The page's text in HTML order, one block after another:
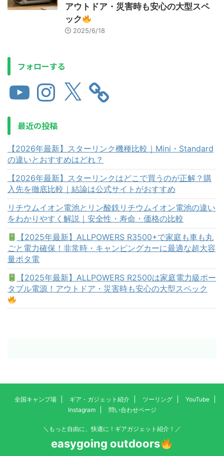
アウトドア・災害時も安心の大型スペ
ック
2025/6/18
フォローする
最近の投稿
【2026年最新】スターリンク機種比較｜Mini・Standard
の違いとおすすめはどれ？
【2026年最新】スターリンクはどこで買うのが正解？購
入先を徹底比較｜結論は公式サイトがおすすめ
リチウムイオン電池とリン酸鉄リチウムイオン電池の違い
をわかりやすく解説｜安全性・寿命・価格の比較
【2025年最新】ALLPOWERS R3500+で家庭も車も丸
ごと電力確保！非常時・キャンピングカーに最適な超大容
量ポタ電
【2025年最新】ALLPOWERS R2500は家庭電力級ポー
タブル電源！アウトドア・災害時も安心の大型スペック
全国キャンプ場 ギア・ガジェット紹介 ツーリング
YouTube
Instagram
問い合わせページ
＼もっと自由に、快適に！ギアガジェット紹介！／
easygoing outdoors